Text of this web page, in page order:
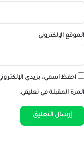
الموقع الإلكتروني
احفظ اسمي، بريدي
المرة المقبلة في تعليقي.